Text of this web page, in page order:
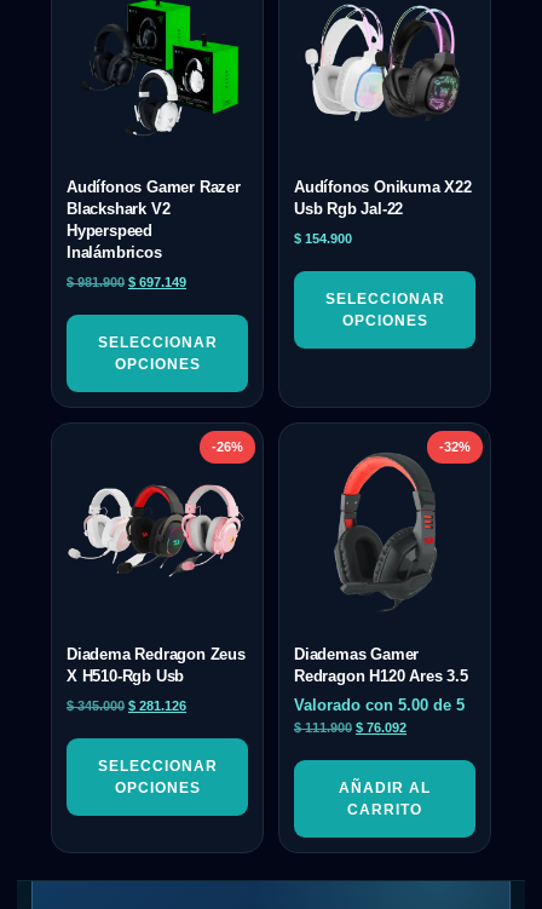
Audífonos Gamer Razer
Blackshark V2
Hyperspeed
Inalámbricos
$981.900 $ 697.149
SELECCIONAR
OPCIONES
Audífonos Onikuma X22
Usb Rgb Jal-22
$ 154.900
SELECCIONAR
OPCIONES
-26%
Diadema Redragon Zeus
X H510-Rgb Usb
$345.000 $ 281.126
SELECCIONAR
OPCIONES
-32%
Diademas Gamer
Redragon H120 Ares 3.5
Valorado con 5.00 de 5
$111.900 $ 76.092
AÑADIR AL
CARRITO